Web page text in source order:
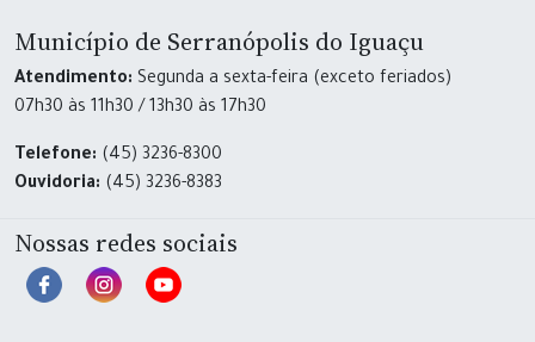
Município de Serranópolis do Iguaçu
Atendimento: Segunda a sexta-feira (exceto feriados)
07h30 às 11h30 / 13h30 às 17h30
Telefone: (45) 3236-8300
Ouvidoria: (45) 3236-8383
Nossas redes sociais